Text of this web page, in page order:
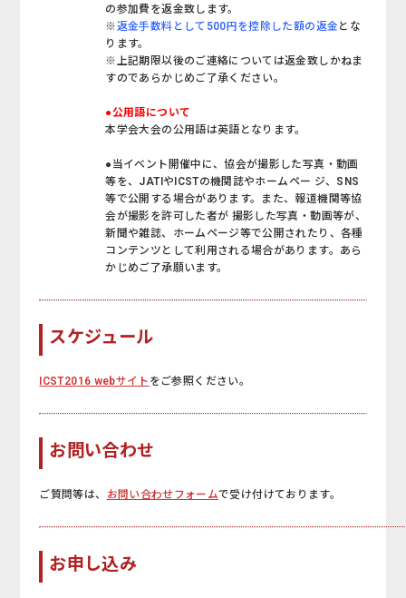
の参加費を返金致します。
※返金手数料として500円を控除した額の返金 とな
ります。
※上記期限以後のご連絡については返金致しかねま
すのであらかじめご了承ください。
●公用語について
本学会大会の公用語は英語となります。
●当イベント開催中に、協会が撮影した写真・動画
等を、JATIやICSTの機関誌やホームペー ジ、SNS
等で公開する場合があります。また、報道機関等協
会が撮影を許可した者が 撮影した写真・動画等が、
新聞や雑誌、ホームページ等で公開されたり、各種
コンテンツとして利用される場合があります。あら
かじめご了承願います。
スケジュール
ICST2016 webサイト をご参照ください。
お問い合わせ
ご質問等は、 お問い合わせフォームで受け付けております。
お申し込み